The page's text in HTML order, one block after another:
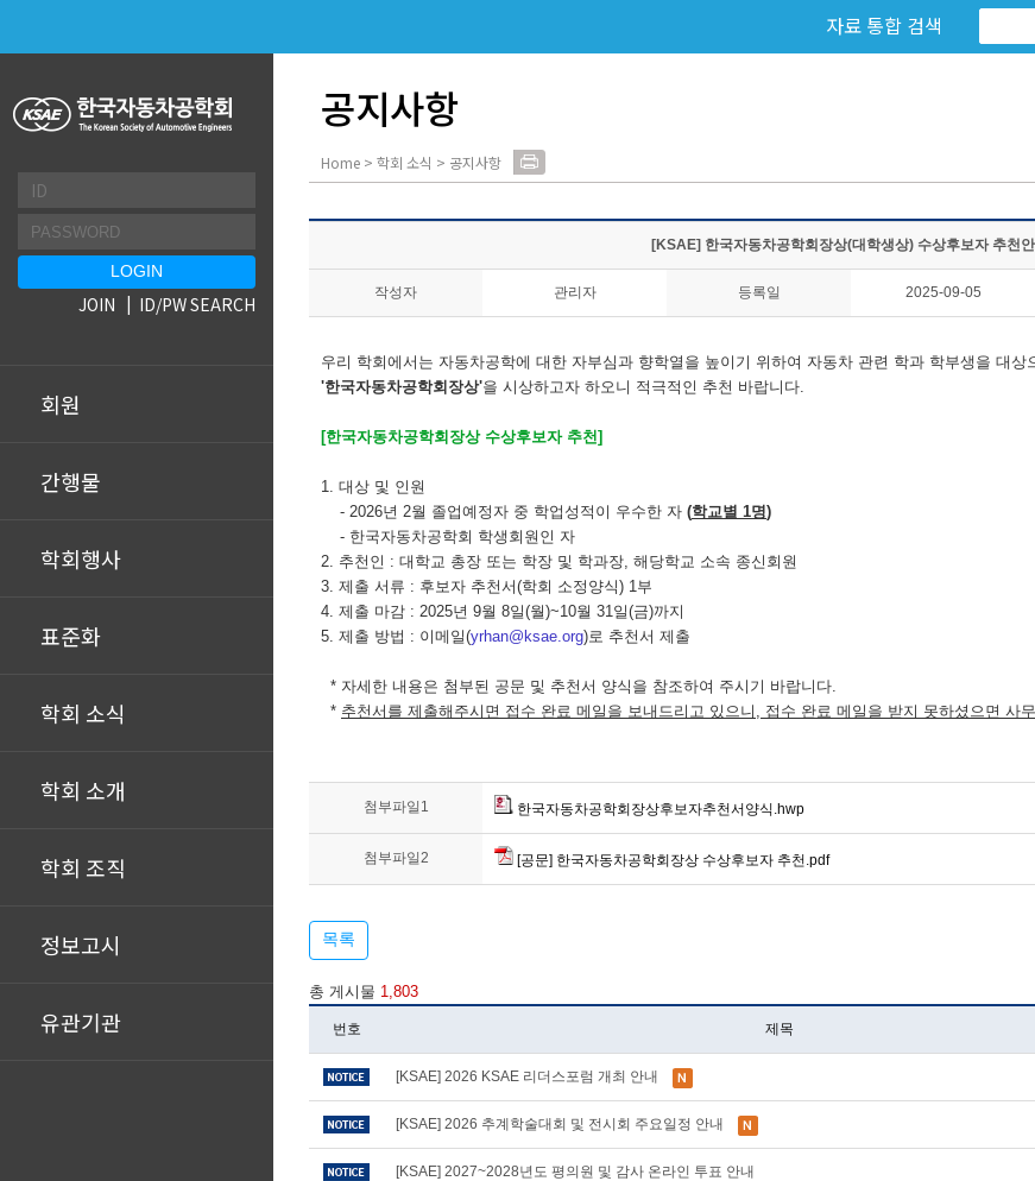
회원
간행물
학회행사
표준화
학회 소식
학회 소개
학회 조직
정보고시
유관기관
JOIN ID/PW SEARCH
자료 통합 검색
공지사항
Home > 학회 소식 > 공지사항
[KSAE] 한국자동차공학회장상(대학생상) 수상후보자 추천
작성자 관리자 등록일 2025-09-05
우리 학회에서는 자동차공학에 대한 자부심과 향학열을 높이기 위하여 자동차 관련 학과 학부생을 대상
'한국자동차공학회장상'을 시상하고자 하오니 적극적인 추천 바랍니다.
[한국자동차공학회장상 수상후보자 추천]
1. 대상 및 인원
- 2026년 2월 졸업예정자 중 학업성적이 우수한 자 (학교별 1명)
- 한국자동차공학회 학생회원인 자
2. 추천인 : 대학교 총장 또는 학장 및 학과장, 해당학교 소속 종신회원
3. 제출 서류 : 후보자 추천서(학회 소정양식) 1부
4. 제출 마감 : 2025년 9월 8일(월)~10월 31일(금)까지
5. 제출 방법 : 이메일(yrhan@ksae.org)로 추천서 제출
* 자세한 내용은 첨부된 공문 및 추천서 양식을 참조하여 주시기 바랍니다.
* 추천서를 제출해주시면 접수 완료 메일을 보내드리고 있으니, 접수 완료 메일을 받지 못하셨으면 사
첨부파일1 한국자동차공학회장상후보자추천서양식.hwp
첨부파일2 [공문] 한국자동차공학회장상 수상후보자 추천.pdf
목록
총 게시물 1,803
번호 제목
[KSAE] 2026 KSAE 리더스포럼 개최 안내
[KSAE] 2026 추계학술대회 및 전시회 주요일정 안내
[KSAE] 2027~2028년도 평의원 및 감사 온라인 투표 안내